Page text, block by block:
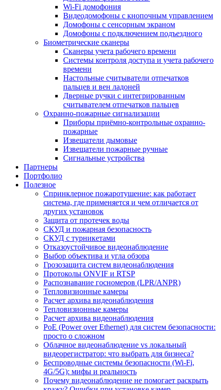
Wi-Fi домофония
Видеодомофоны с кнопочным управлением
Домофоны с сенсорным экраном
Домофоны с подключением подъездного
Биометрические сканеры
Сканеры учета рабочего времени
Системы контроля доступа и учета рабочего
времени
Настольные считыватели отпечатков
пальцев и вен ладоней
Дверные ручки с интегрированным
считывателем отпечатков пальцев
Охранно-пожарные сигнализации
Приборы приёмно-контрольные охранно-
пожарные
Извещатели дымовые
Извещатели пожарные ручные
Сигнальные устройства
Партнеры
Портфолио
Полезное
Спринклерное пожаротушение: как работает
система, где применяется и чем отличается от
других установок
Защита от протечек воды
СКУД и пожарная безопасность
СКУД с турникетами
Отказоустойчивое видеонаблюдение
Выбор объектива и угла обзора
Грозозащита систем видеонаблюдения
Протоколы ONVIF и RTSP
Распознавание госномеров (LPR/ANPR)
Тепловизионные камеры
Расчет архива видеонаблюдения
Тепловизионные камеры
Расчет архива видеонаблюдения
PoE (Power over Ethernet) для систем безопасности:
просто о сложном
Облачное видеонаблюдение vs локальный
видеорегистратор: что выбрать для бизнеса?
Беспроводные системы безопасности (Wi-Fi,
4G/5G): мифы и реальность
Почему видеонаблюдение не помогает раскрыть